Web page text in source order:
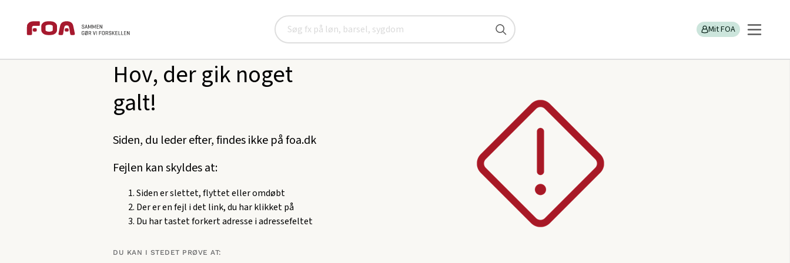
hovedindhold
hovedmenu
Søg
Mit FOA
Hov, der gik noget
galt!
Siden, du leder efter, findes ikke på foa.dk
Fejlen kan skyldes at:
Siden er slettet, flyttet eller omdøbt
Der er en fejl i det link, du har klikket på
Du har tastet forkert adresse i adressefeltet
DU KAN I STEDET PRØVE AT: